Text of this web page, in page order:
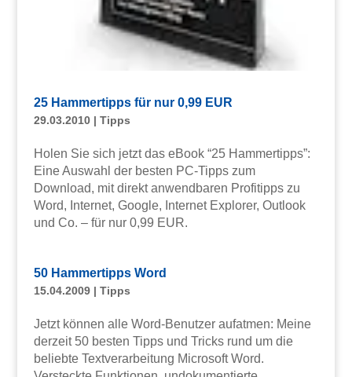
25 Hammertipps für nur 0,99 EUR
29.03.2010| Tipps
Holen Sie sich jetzt das eBook “25 Hammertipps”:
Eine Auswahl der besten PC-Tipps zum
Download, mit direkt anwendbaren Profitipps zu
Word, Internet, Google, Internet Explorer, Outlook
und Co. – für nur 0,99 EUR.
50 Hammertipps Word
15.04.2009| Tipps
Jetzt können alle Word-Benutzer aufatmen: Meine
derzeit 50 besten Tipps und Tricks rund um die
beliebte Textverarbeitung Microsoft Word.